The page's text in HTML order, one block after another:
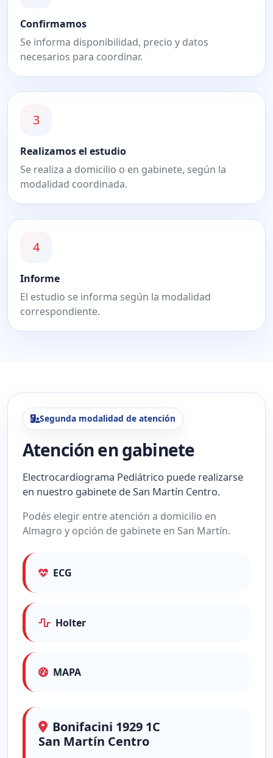
Confirmamos
Se informa disponibilidad, precio y datos
necesarios para coordinar.
3
Realizamos el estudio
Se realiza a domicilio o en gabinete, según la
modalidad coordinada.
4
Informe
El estudio se informa según la modalidad
correspondiente.
Segunda modalidad de atención
Atención en gabinete
Electrocardiograma Pediátrico puede realizarse
en nuestro gabinete de San Martín Centro.
Podés elegir entre atención a domicilio en
Almagro y opción de gabinete en San Martín.
ECG
Holter
MAPA
Bonifacini 1929 1C
San Martín Centro